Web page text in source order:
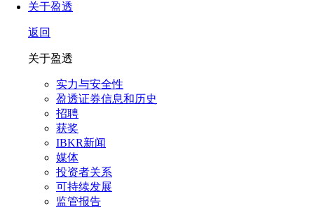
关于盈透
返回
关于盈透
实力与安全性
盈透证券信息和历史
招聘
获奖
IBKR新闻
媒体
投资者关系
可持续发展
监管报告